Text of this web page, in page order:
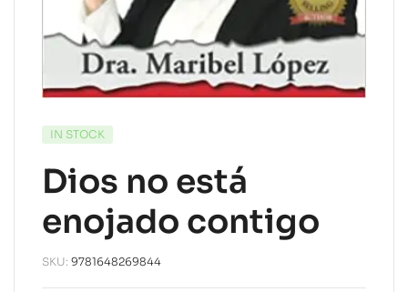
IN STOCK
Dios no está
enojado contigo
SKU: 9781648269844